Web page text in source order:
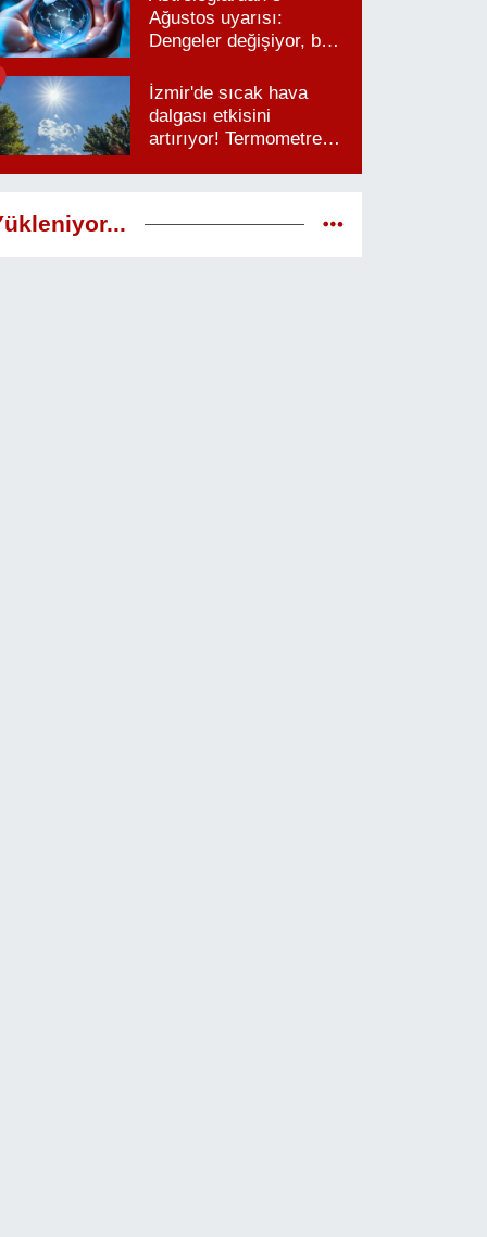
Ağustos uyarısı:
Dengeler değişiyor, bu
İzmir'de sıcak hava
dalgası etkisini
artırıyor! Termometreler